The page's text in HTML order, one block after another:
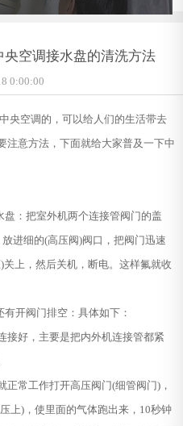
空调接水盘的清洗方法
0:00:00
央空调的，可以给人们的生活带去
注意方法，下面就给大家普及一下中
：把室外机两个连接管阀门的盖
进细的(高压阀)阀口，把阀门迅速
上，然后关机，断电。这样氟就收
开阀门排空：具体如下：
接好，主要是把内外机连接管都紧
常工作打开高压阀门(细管阀门)，
上)，使里面的气体跑出来，10秒钟